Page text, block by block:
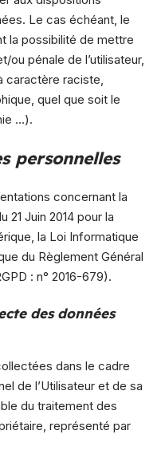
Le cas échéant, le
la possibilité de mettre
ou pénale de l’utilisateur,
caractère raciste,
quel que soit le
…).
personnelles
concernant la
21 Juin 2014 pour la
la Loi Informatique
du Règlement Général
: n° 2016-679).
des données
dans le cadre
de l’Utilisateur et de sa
du traitement des
représenté par